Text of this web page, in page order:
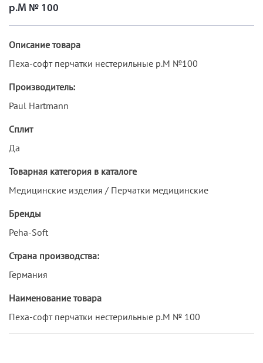
р.M № 100
Описание товара
Пеха-софт перчатки нестерильные р.M №100
Производитель:
Paul Hartmann
Сплит
Да
Товарная категория в каталоге
Медицинские изделия / Перчатки медицинские
Бренды
Peha-Soft
Страна производства:
Германия
Наименование товара
Пеха-софт перчатки нестерильные р.M № 100